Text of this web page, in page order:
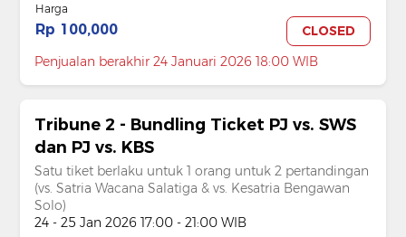
Harga
Rp 100,000
CLOSED
Penjualan berakhir 24 Januari 2026 18:00 WIB
Tribune 2 - Bundling Ticket PJ vs. SWS
dan PJ vs. KBS
Satu tiket berlaku untuk 1 orang untuk 2 pertandingan
(vs. Satria Wacana Salatiga & vs. Kesatria Bengawan
Solo)
24 - 25 Jan 2026 17:00 - 21:00 WIB